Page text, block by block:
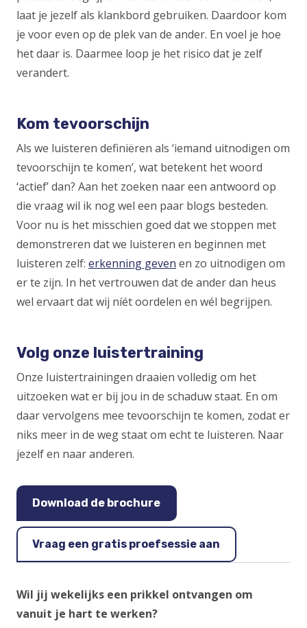
laat je jezelf als klankbord gebruiken. Daardoor kom
je voor even op de plek van de ander. En voel je hoe
het daar is. Daarmee loop je het risico dat je zelf
verandert.
Kom tevoorschijn
Als we luisteren definiëren als ‘iemand uitnodigen om
tevoorschijn te komen’, wat betekent het woord
‘actief’ dan? Aan het zoeken naar een antwoord op
die vraag wil ik nog wel een paar blogs besteden.
Voor nu is het misschien goed dat we stoppen met
demonstreren dat we luisteren en beginnen met
luisteren zelf: erkenning geven (Opens
in
a
en zo uitnodigen om
er te zijn. In het vertrouwen dat de ander dan heus
wel ervaart dat wij níét oordelen en wél begrijpen.
Volg onze luistertraining
Onze luistertrainingen draaien volledig om het
uitzoeken wat er bij jou in de schaduw staat. En om
daar vervolgens mee tevoorschijn te komen, zodat er
niks meer in de weg staat om echt te luisteren. Naar
jezelf en naar anderen.
Download de brochure
Vraag een gratis proefsessie aan
Wil jij wekelijks een prikkel ontvangen om
vanuit je hart te werken?